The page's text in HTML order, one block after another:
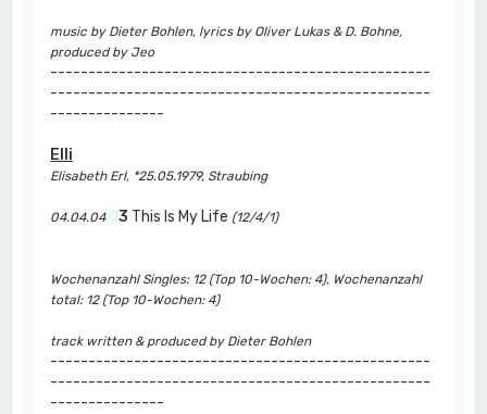
music by Dieter Bohlen, lyrics by Oliver Lukas & D. Bohne,
produced by Jeo
--------------------------------------------------
--------------------------------------------------
---------------
Elli
Elisabeth Erl, *25.05.1979, Straubing
04.04.04 03 This Is My Life (12/4/1)
Wochenanzahl Singles: 12 (Top 10-Wochen: 4), Wochenanzahl
total: 12 (Top 10-Wochen: 4)
track written & produced by Dieter Bohlen
--------------------------------------------------
--------------------------------------------------
---------------